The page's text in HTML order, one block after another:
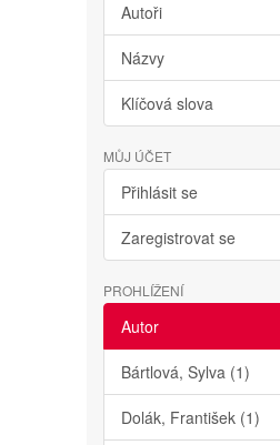
Autoři
Názvy
Klíčová slova
MŮJ ÚČET
Přihlásit se
Zaregistrovat se
PROHLÍŽENÍ
Autor
Bártlová, Sylva (1)
Dolák, František (1)